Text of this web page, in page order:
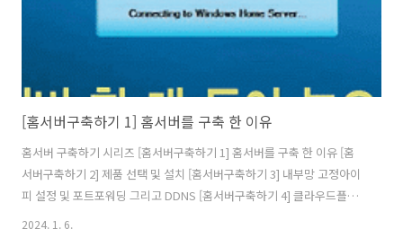
[홈서버구축하기 1] 홈서버를 구축 한 이유
홈서버 구축하기 시리즈 [홈서버구축하기 1] 홈서버를 구축 한 이유 [홈
서버구축하기 2] 제품 선택 및 설치 [홈서버구축하기 3] 내부망 고정아이
피 설정 및 포트포워딩 그리고 DDNS [홈서버구축하기 4] 클라우드플레
2024. 1. 6.